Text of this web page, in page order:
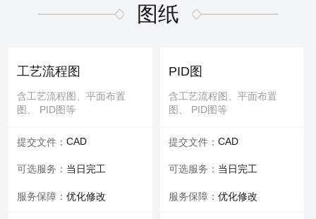
立即购买
服务承诺：包修改
立即购买
文件编写
服务内容：
服务保障：提供方案优化
立即购买
图纸
工艺流程图
含工艺流程图、平面布置
图、 PID图等
提交文件： CAD
可选服务： 当日完工
服务保障： 优化修改
PID图
含工艺流程图、平面布置
图、 PID图等
提交文件： CAD
可选服务： 当日完工
服务保障： 优化修改